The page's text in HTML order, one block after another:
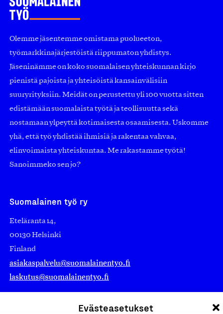
Evästeasetukset
Olemme jäsentemme omistama puolueeton,
työmarkkinajärjestöistä riippumaton yhdistys.
Jäseninämme on koko suomalaisen yhteiskunnan kirjo
pienistä pajoista ja yhteisöistä kansainvälisiin
suuryrityksiin. Meidät on perustettu yli 100 vuotta sitten
edistämään suomalaista työtä ja teollisuutta sekä
nostamaan ylpeyttä kotimaisesta osaamisesta. Uskomme
yhä, että työ yhdistää ihmisiä ja rakentaa vahvaa,
elinvoimaista yhteiskuntaa. Me rakastamme työtä!
Sanoimmeko sen jo?
Suomalainen työ ry
Eteläranta 14,
00130 Helsinki
Finland
asiakaspalvelu@suomalainentyo.fi
laskutus@suomalainentyo.fi